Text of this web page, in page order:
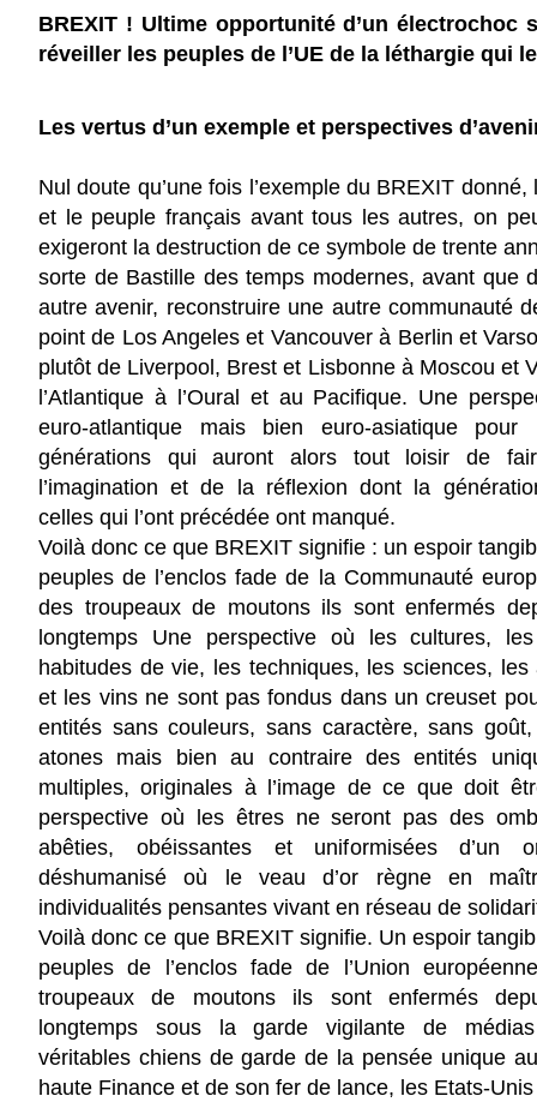
BREXIT ! Ultime opportunité d’un électrochoc
réveiller les peuples de l’UE de la léthargie qui
Les vertus d’un exemple et perspectives
Nul doute qu’une fois l’exemple du BREXIT
et le peuple français avant tous les autres, on
exigeront la destruction de ce symbole de trente
sorte de Bastille des temps modernes, avant que
autre avenir, reconstruire une autre communauté
point de Los Angeles et Vancouver à Berlin et
plutôt de Liverpool, Brest et Lisbonne à Moscou et
l’Atlantique à l’Oural et au Pacifique. Une
euro-atlantique mais bien euro-asiatique pour
générations qui auront alors tout loisir de
l’imagination et de la réflexion dont la
celles qui l’ont précédée ont manqué.
Voilà donc ce que BREXIT signifie : un espoir
peuples de l’enclos fade de la Communauté
des troupeaux de moutons ils sont enfermés
longtemps Une perspective où les cultures,
habitudes de vie, les techniques, les sciences, les
et les vins ne sont pas fondus dans un creuset
entités sans couleurs, sans caractère, sans
atones mais bien au contraire des entités
multiples, originales à l’image de ce que doit
perspective où les êtres ne seront pas des
abêties, obéissantes et uniformisées d’un
déshumanisé où le veau d’or règne en
individualités pensantes vivant en réseau de
Voilà donc ce que BREXIT signifie. Un espoir
peuples de l’enclos fade de l’Union
troupeaux de moutons ils sont enfermés
longtemps sous la garde vigilante de
véritables chiens de garde de la pensée unique
haute Finance et de son fer de lance, les Etats-Unis